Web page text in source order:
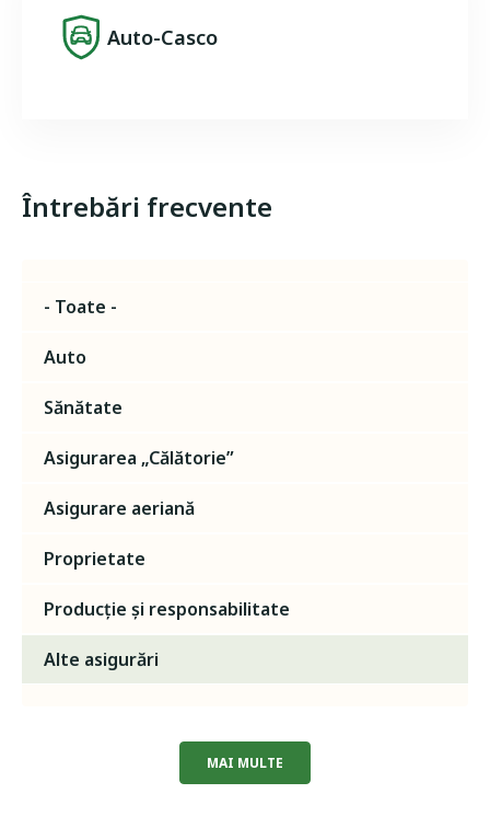
Image
Auto-Casco
Întrebări frecvente
- Toate -
Auto
Sănătate
Asigurarea „Călătorie”
Asigurare aeriană
Proprietate
Producție și responsabilitate
Alte asigurări
MAI MULTE